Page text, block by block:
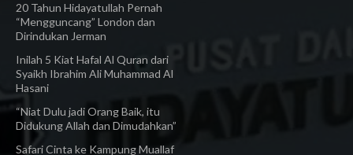
20 Tahun Hidayatullah Pernah
“Mengguncang” London dan
Dirindukan Jerman
Inilah 5 Kiat Hafal Al Quran dari
Syaikh Ibrahim Ali Muhammad Al
Hasani
“Niat Dulu jadi Orang Baik, itu
Didukung Allah dan Dimudahkan”
Safari Cinta ke Kampung Muallaf